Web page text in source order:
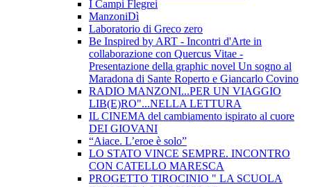
I Campi Flegrei
ManzoniDì
Laboratorio di Greco zero
Be Inspired by ART - Incontri d'Arte in
collaborazione con Quercus Vitae -
Presentazione della graphic novel Un sogno al
Maradona di Sante Roperto e Giancarlo Covino
RADIO MANZONI...PER UN VIAGGIO
LIB(E)RO"...NELLA LETTURA
IL CINEMA del cambiamento ispirato al cuore
DEI GIOVANI
“Aiace. L’eroe è solo”
LO STATO VINCE SEMPRE. INCONTRO
CON CATELLO MARESCA
PROGETTO TIROCINIO " LA SCUOLA